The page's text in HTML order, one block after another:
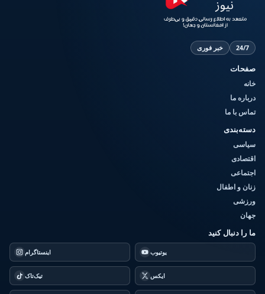
24/7 خبر فوری
صفحات
خانه
درباره ما
تماس با ما
دسته‌بندی
سیاسی
اقتصادی
اجتماعی
زنان و اطفال
ورزشی
جهان
ما را دنبال کنید
یوتیوب اینستاگرام
ایکس تیک‌تاک